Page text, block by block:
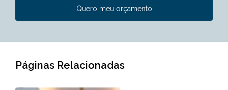
Quero meu orçamento
Páginas Relacionadas